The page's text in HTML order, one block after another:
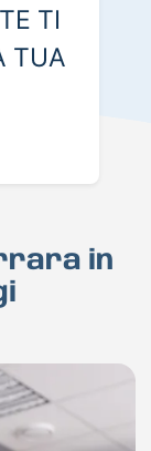
TI
TUA
in